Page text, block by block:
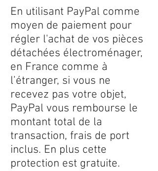
En utilisant PayPal comme
moyen de paiement pour
régler l'achat de vos pièces
détachées électroménager,
en France comme à
l’étranger, si vous ne
recevez pas votre objet,
PayPal vous rembourse le
montant total de la
transaction, frais de port
inclus. En plus cette
protection est gratuite.